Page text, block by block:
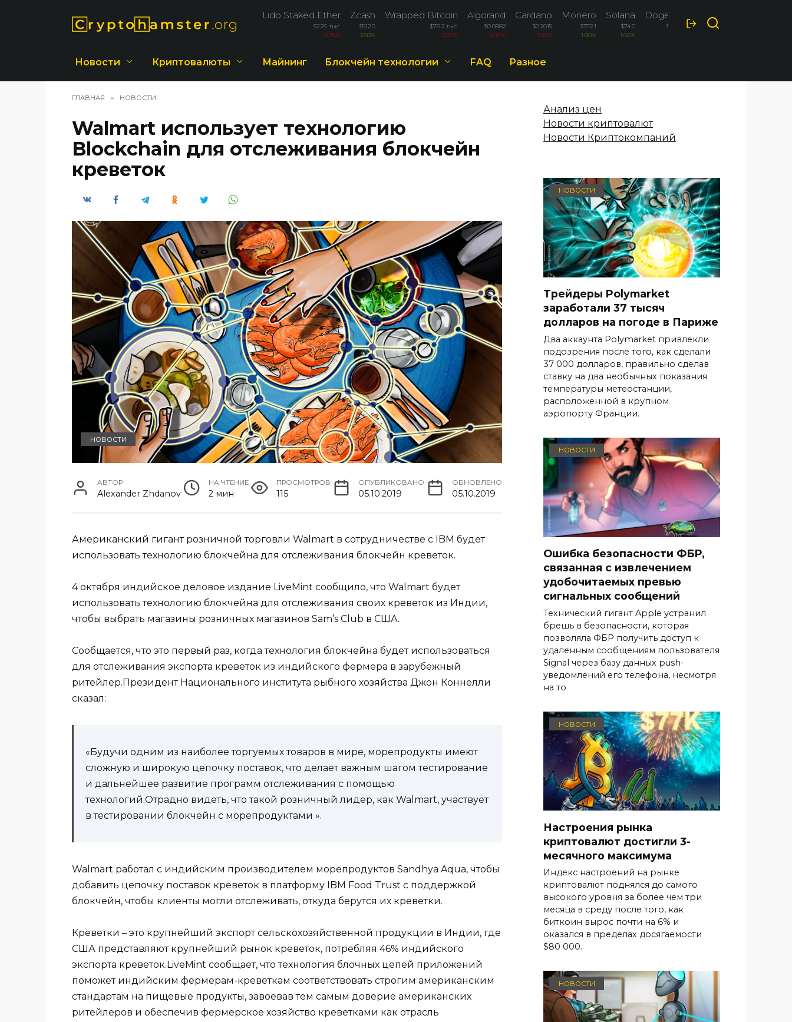
Lido Staked Ether
$2.26 тыс.
-3.76%
Zcash
$512.0
3.50%
Wrapped Bitcoin
$76.2 тыс.
-3.26%
Algorand
$0.0882
-2.10%
Cardano
$0.2015
-1.80%
Monero
$372.1
1.80%
Solana
$74.0
1.60%
Dogecoin
$0.0698
Новости Криптовалюты Майнинг Блокчейн технологии FAQ Разное
ГЛАВНАЯ » НОВОСТИ
Walmart использует технологию
Blockchain для отслеживания блокчейн
креветок
НОВОСТИ
АВТОР
Alexander Zhdanov
НА ЧТЕНИЕ
2 мин
ПРОСМОТРОВ
115
ОПУБЛИКОВАНО
05.10.2019
ОБНОВЛЕНО
05.10.2019
Американский гигант розничной торговли Walmart в сотрудничестве с IBM будет
использовать технологию блокчейна для отслеживания блокчейн креветок.
4 октября индийское деловое издание LiveMint сообщило, что Walmart будет
использовать технологию блокчейна для отслеживания своих креветок из Индии,
чтобы выбрать магазины розничных магазинов Sam’s Club в США.
Сообщается, что это первый раз, когда технология блокчейна будет использоваться
для отслеживания экспорта креветок из индийского фермера в зарубежный
ритейлер.Президент Национального института рыбного хозяйства Джон Коннелли
сказал:
«Будучи одним из наиболее торгуемых товаров в мире, морепродукты имеют
сложную и широкую цепочку поставок, что делает важным шагом тестирование
и дальнейшее развитие программ отслеживания с помощью
технологий.Отрадно видеть, что такой розничный лидер, как Walmart, участвует
в тестировании блокчейн с морепродуктами ».
Walmart работал с индийским производителем морепродуктов Sandhya Aqua, чтобы
добавить цепочку поставок креветок в платформу IBM Food Trust с поддержкой
блокчейн, чтобы клиенты могли отслеживать, откуда берутся их креветки.
Креветки – это крупнейший экспорт сельскохозяйственной продукции в Индии, где
США представляют крупнейший рынок креветок, потребляя 46% индийского
экспорта креветок.LiveMint сообщает, что технология блочных цепей приложений
поможет индийским фермерам-креветкам соответствовать строгим американским
стандартам на пищевые продукты, завоевав тем самым доверие американских
ритейлеров и обеспечив фермерское хозяйство креветками как отрасль
Анализ цен
Новости криптовалют
Новости Криптокомпаний
НОВОСТИ
Трейдеры Polymarket
заработали 37 тысяч
долларов на погоде в Париже
Два аккаунта Polymarket привлекли
подозрения после того, как сделали
37 000 долларов, правильно сделав
ставку на два необычных показания
температуры метеостанции,
расположенной в крупном
аэропорту Франции.
НОВОСТИ
Ошибка безопасности ФБР,
связанная с извлечением
удобочитаемых превью
сигнальных сообщений
Технический гигант Apple устранил
брешь в безопасности, которая
позволяла ФБР получить доступ к
удаленным сообщениям пользователя
Signal через базу данных push-
уведомлений его телефона, несмотря
на то
НОВОСТИ
Настроения рынка
криптовалют достигли 3-
месячного максимума
Индекс настроений на рынке
криптовалют поднялся до самого
высокого уровня за более чем три
месяца в среду после того, как
биткоин вырос почти на 6% и
оказался в пределах досягаемости
$80 000.
НОВОСТИ